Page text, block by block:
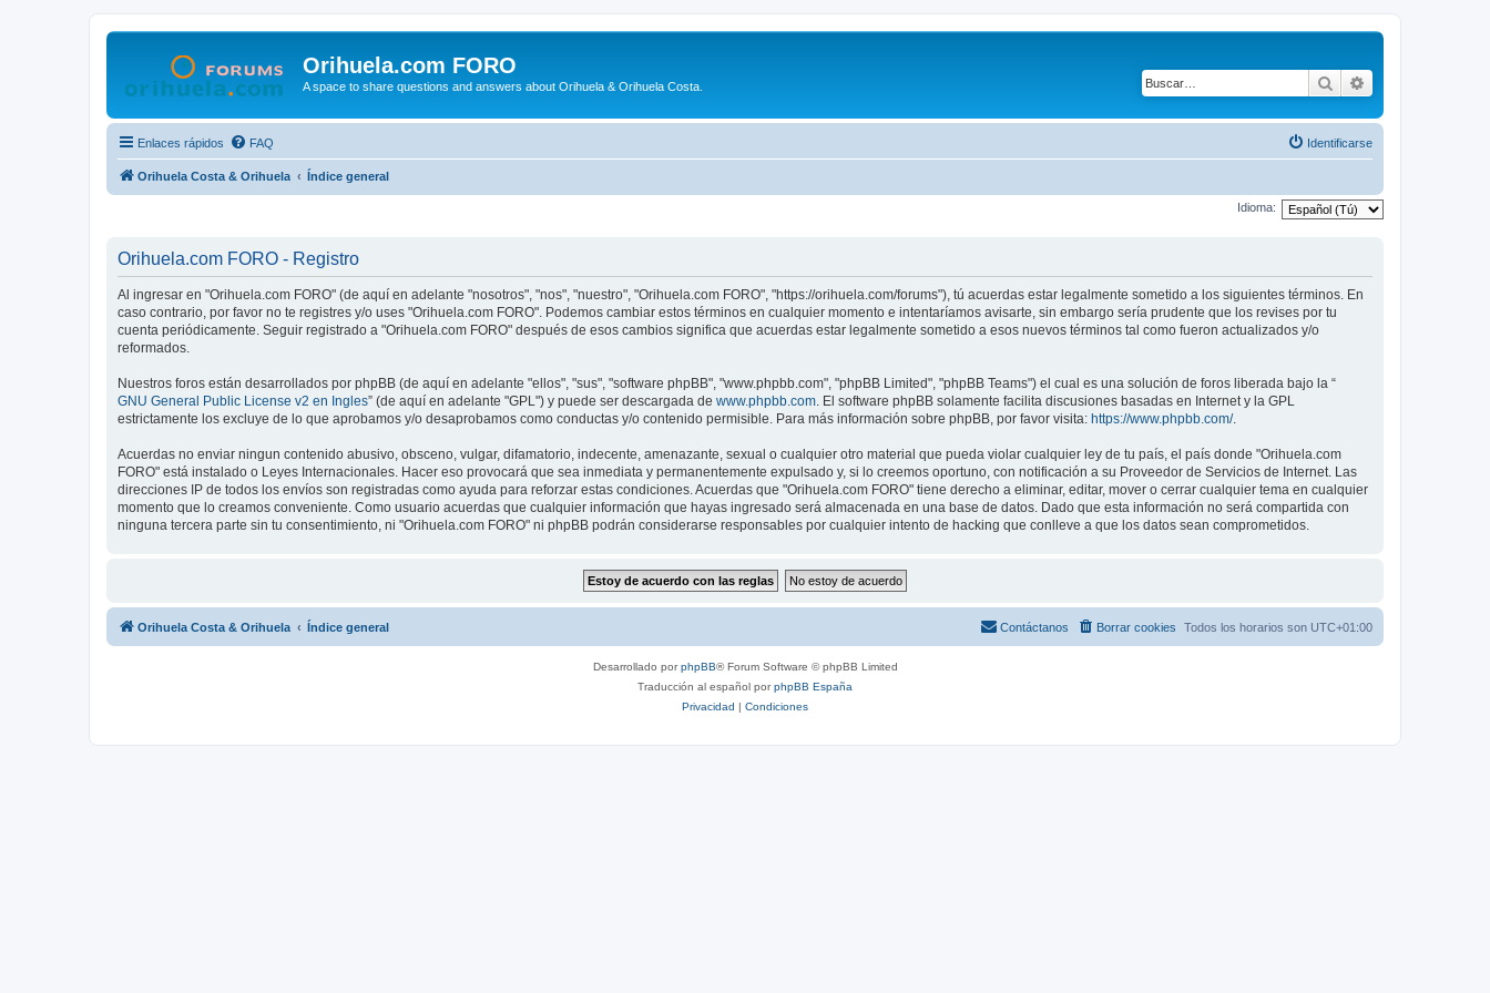
Orihuela.com FORO
A space to share questions and answers about Orihuela & Orihuela Costa. Buscar
Enlaces rápidos FAQ Identificarse
Orihuela Costa & Orihuela Índice general
Idioma:
Orihuela.com FORO - Registro
Al ingresar en "Orihuela.com FORO" (de aquí en adelante "nosotros", "nos", "nuestro", "Orihuela.com FORO", "https://orihuela.com/forums"), tú acuerdas estar legalmente sometido a los siguientes términos. En
caso contrario, por favor no te registres y/o uses "Orihuela.com FORO". Podemos cambiar estos términos en cualquier momento e intentaríamos avisarte, sin embargo sería prudente que los revises por tu
cuenta periódicamente. Seguir registrado a "Orihuela.com FORO" después de esos cambios significa que acuerdas estar legalmente sometido a esos nuevos términos tal como fueron actualizados y/o
reformados.
Nuestros foros están desarrollados por phpBB (de aquí en adelante "ellos", "sus", "software phpBB", "www.phpbb.com", "phpBB Limited", "phpBB Teams") el cual es una solución de foros liberada bajo la “
GNU General Public License v2 en Ingles” (de aquí en adelante "GPL") y puede ser descargada de www.phpbb.com. El software phpBB solamente facilita discusiones basadas en Internet y la GPL
estrictamente los excluye de lo que aprobamos y/o desaprobamos como conductas y/o contenido permisible. Para más información sobre phpBB, por favor visita: https://www.phpbb.com/.
Acuerdas no enviar ningun contenido abusivo, obsceno, vulgar, difamatorio, indecente, amenazante, sexual o cualquier otro material que pueda violar cualquier ley de tu país, el país donde "Orihuela.com
FORO" está instalado o Leyes Internacionales. Hacer eso provocará que sea inmediata y permanentemente expulsado y, si lo creemos oportuno, con notificación a su Proveedor de Servicios de Internet. Las
direcciones IP de todos los envíos son registradas como ayuda para reforzar estas condiciones. Acuerdas que "Orihuela.com FORO" tiene derecho a eliminar, editar, mover o cerrar cualquier tema en cualquier
momento que lo creamos conveniente. Como usuario acuerdas que cualquier información que hayas ingresado será almacenada en una base de datos. Dado que esta información no será compartida con
ninguna tercera parte sin tu consentimiento, ni "Orihuela.com FORO" ni phpBB podrán considerarse responsables por cualquier intento de hacking que conlleve a que los datos sean comprometidos.
Orihuela Costa & Orihuela Índice general Todos los horarios son UTC+01:00
Borrar cookies
Contáctanos
Desarrollado porphpBB® Forum Software © phpBB Limited
Traducción al español porphpBB España
Privacidad | Condiciones